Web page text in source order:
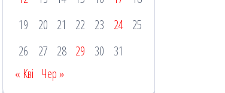
19
20 21 22 23 24 25
26
27 28 29 30
31
« Кві Чер »